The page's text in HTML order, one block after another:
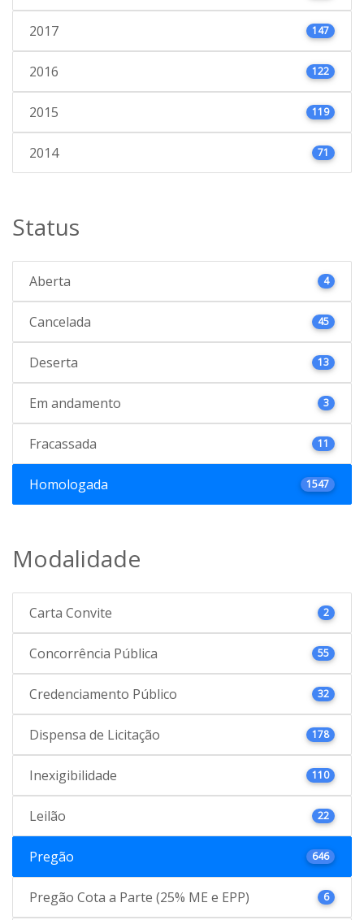
2017 147
2016 122
2015 119
2014 71
Status
Aberta 4
Cancelada 45
Deserta 13
Em andamento 3
Fracassada 11
Homologada 1547
Modalidade
Carta Convite 2
Concorrência Pública 55
Credenciamento Público 32
Dispensa de Licitação 178
Inexigibilidade 110
Leilão 22
Pregão 646
Pregão Cota a Parte (25% ME e EPP) 6